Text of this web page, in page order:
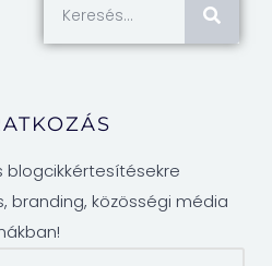
blogcikkértesítésekre
branding, közösségi média